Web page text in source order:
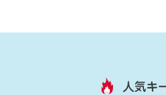
人気キ